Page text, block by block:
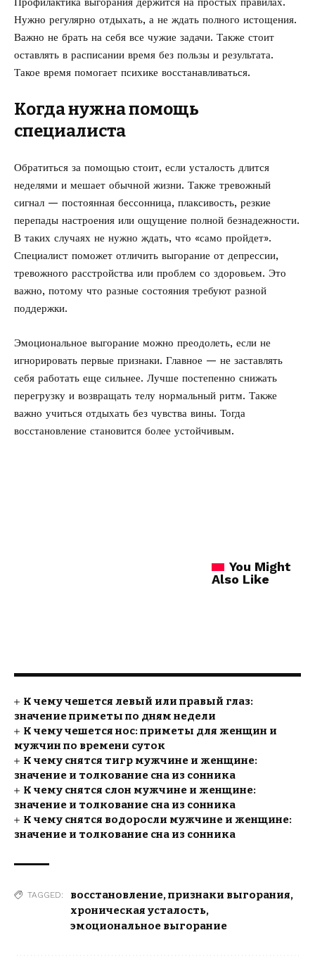
Нужно регулярно отдыхать, а не ждать полного истощения.
Важно не брать на себя все чужие задачи. Также стоит
оставлять в расписании время без пользы и результата.
Такое время помогает психике восстанавливаться.
Когда нужна помощь
специалиста
Обратиться за помощью стоит, если усталость длится
неделями и мешает обычной жизни. Также тревожный
сигнал — постоянная бессонница, плаксивость, резкие
перепады настроения или ощущение полной безнадежности.
В таких случаях не нужно ждать, что «само пройдет».
Специалист поможет отличить выгорание от депрессии,
тревожного расстройства или проблем со здоровьем. Это
важно, потому что разные состояния требуют разной
поддержки.
Эмоциональное выгорание можно преодолеть, если не
игнорировать первые признаки. Главное — не заставлять
себя работать еще сильнее. Лучше постепенно снижать
перегрузку и возвращать телу нормальный ритм. Также
важно учиться отдыхать без чувства вины. Тогда
восстановление становится более устойчивым.
You Might
Also Like
К чему чешется левый или правый глаз:
значение приметы по дням недели
К чему чешется нос: приметы для женщин и
мужчин по времени суток
К чему снятся тигр мужчине и женщине:
значение и толкование сна из сонника
К чему снятся слон мужчине и женщине:
значение и толкование сна из сонника
К чему снятся водоросли мужчине и женщине:
значение и толкование сна из сонника
TAGGED: восстановление,признаки выгорания,
хроническая усталость,
эмоциональное выгорание